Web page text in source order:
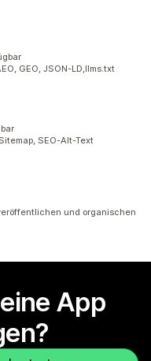
GEO, JSON-LD,llms.txt
SEO-Alt-Text
und organischen
App